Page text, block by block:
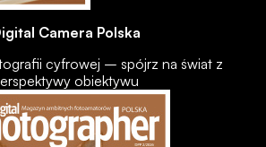
Camera Polska
cyfrowej – spójrz na świat z
obiektywu